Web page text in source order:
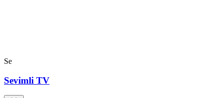
Se
Sevimli TV